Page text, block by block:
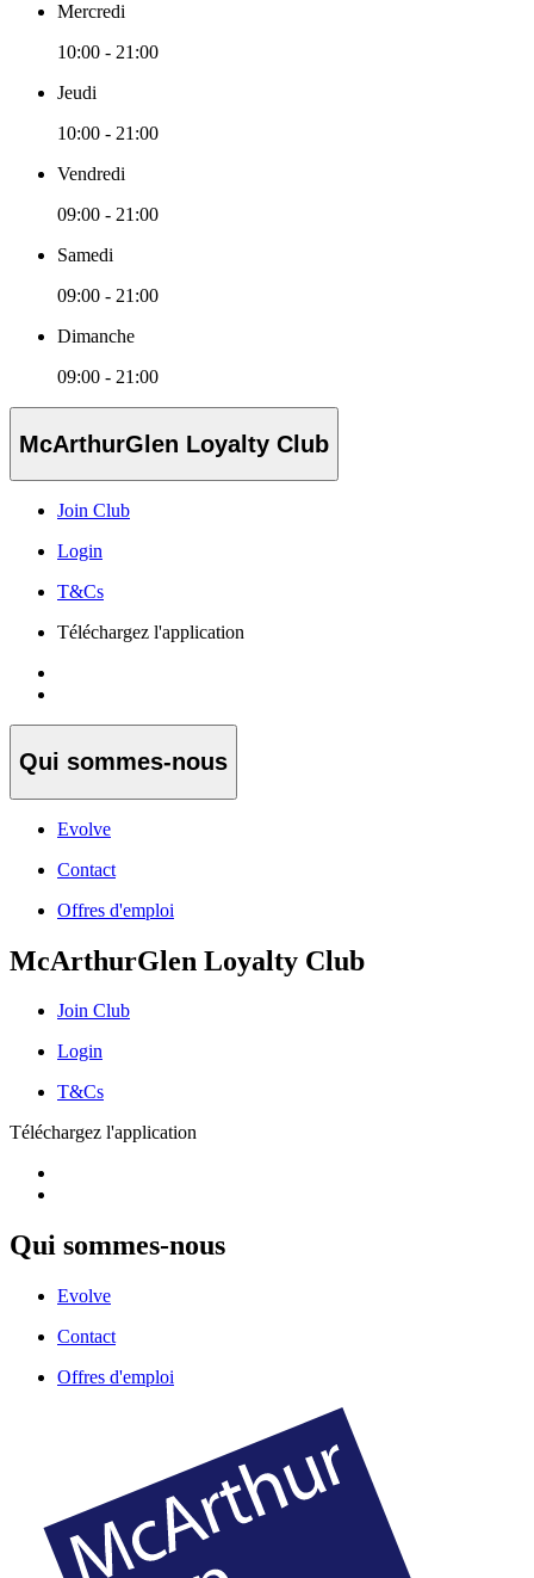
Mercredi
10:00 - 21:00
Jeudi
10:00 - 21:00
Vendredi
09:00 - 21:00
Samedi
09:00 - 21:00
Dimanche
09:00 - 21:00
McArthurGlen Loyalty Club
Join Club
Login
T&Cs
Téléchargez l'application
Qui sommes-nous
Evolve
Contact
Offres d'emploi
McArthurGlen Loyalty Club
Join Club
Login
T&Cs
Téléchargez l'application
Qui sommes-nous
Evolve
Contact
Offres d'emploi